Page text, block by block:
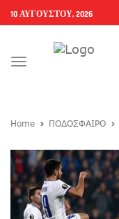
10 ΑΥΓΟΎΣΤΟΥ, 2026
Toggle
Home ΠΟΔΟΣΦΑΙΡΟ